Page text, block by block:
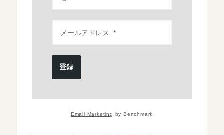
登録
Email Marketing by Benchmark